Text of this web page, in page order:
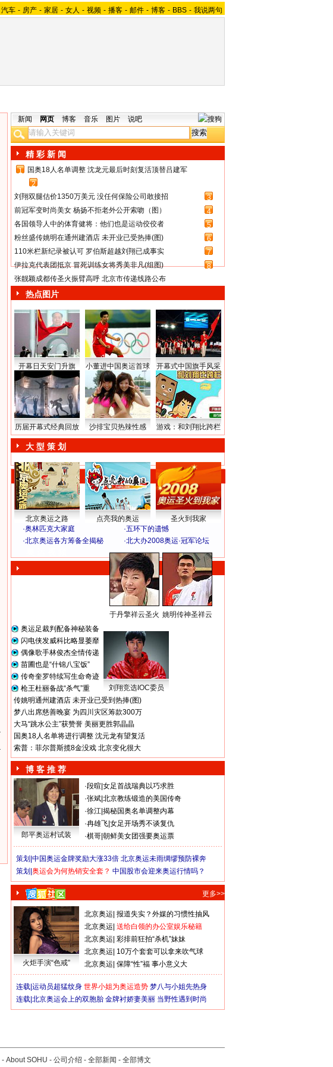
汽车 - 房产 - 家居 - 女人 - 视频 - 播客 - 邮件 - 博客 - BBS - 我说两句
新闻 网页 博客 音乐 图片 说吧
精 彩 新 闻
1
国奥18人名单调整 沈龙元最后时刻复活顶替吕建军
2
刘翔双腿估价1350万美元 没任何保险公司敢接招
3
前冠军变时尚美女 杨扬不拒老外公开索吻（图）
4
各国领导人中的体育健将：他们也是运动佼佼者
5
粉丝盛传姚明在通州建酒店 未开业已受热捧(图)
6
110米栏新纪录被认可 罗伯斯超越刘翔已成事实
7
伊拉克代表团抵京 冒死训练女将秀美非凡(组图)
8
张靓颖成都传圣火振臂高呼 北京市传递线路公布
热点图片
开幕日天安门升旗 小董进中国奥运首球 开幕式中国旗手风采
历届开幕式经典回放 沙排宝贝热辣性感 游戏：和刘翔比跨栏
大 型 策 划
北京奥运之路 点亮我的奥运
圣火到我家
·奥林匹克大家庭 ·五环下的遗憾
·北京奥运各方筹备全揭秘 ·北大办2008奥运·冠军论坛
于丹擎祥云圣火 姚明传神圣祥云
奥运足裁判配备神秘装备
闪电侠发威科比略显萎靡
偶像歌手林俊杰全情传递
苗圃也是“什锦八宝饭”
传奇奎罗特续写生命奇迹
枪王杜丽备战“杀气”重
刘翔竞选IOC委员
传姚明通州建酒店 未开业已受到热捧(图)
梦八出席慈善晚宴 为四川灾区筹款300万
大马“跳水公主”获赞誉 美丽更胜郭晶晶
国奥18人名单将进行调整 沈元龙有望复活
索普：菲尔普斯揽8金没戏 北京变化很大
博 客 推 荐
郎平奥运村试装
·段暄 女足首战瑞典以巧求胜
·张斌 北京教练锻造的美国传奇
·徐江 揭秘国奥名单调整内幕
·冉雄飞 女足开场秀不谈复仇
·棋哥 朝鲜美女团强要奥运票
策划| 中国奥运金牌奖励大涨33倍 北京奥运未雨绸缪预防裸奔
策划| 奥运会为何热销安全套？ 中国股市会迎来奥运行情吗？
更多>>
火炬手演“色戒”
北京奥运 报道失实？外媒的习惯性抽风
北京奥运 送给白领的办公室娱乐秘籍
北京奥运 彩排前狂拍“杀机”妹妹
北京奥运 10万个套套可以拿来吹气球
北京奥运 保障“性”福 事小意义大
连载| 运动员超猛纹身 世界小姐为奥运造势 梦八与小姐先热身
连载| 北京奥运会上的双胞胎 金牌衬娇妻美丽 当野性遇到时尚
- About SOHU - 公司介绍 - 全部新闻 - 全部博文